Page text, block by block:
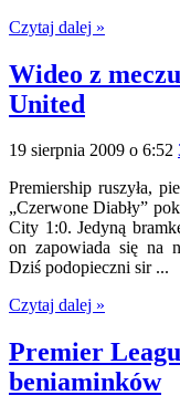
Czytaj dalej »
Wideo z
United
19 sierpnia 2009 o 6:52
Premiership ruszyła,
„Czerwone Diabły”
City 1:0. Jedyną
on zapowiada się na
Dziś podopieczni sir ...
Czytaj dalej »
Premier
beniaminków